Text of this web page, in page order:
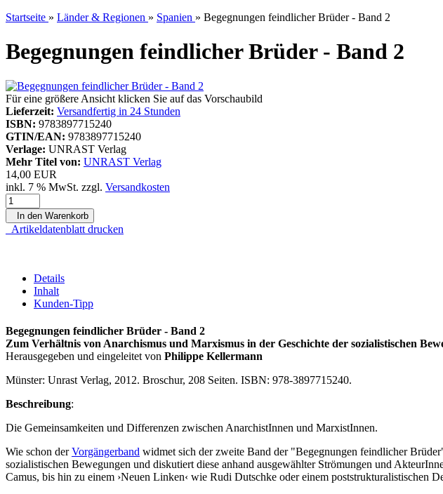
Startseite » Länder & Regionen » Spanien » Begegnungen feindlicher Brüder - Band 2
Begegnungen feindlicher Brüder - Band 2
Für eine größere Ansicht klicken Sie auf das Vorschaubild
Lieferzeit: Versandfertig in 24 Stunden
ISBN: 9783897715240
GTIN/EAN: 9783897715240
Verlage: UNRAST Verlag
Mehr Titel von: UNRAST Verlag
14,00 EUR
inkl. 7 % MwSt. zzgl. Versandkosten
In den Warenkorb
Artikeldatenblatt drucken
Details
Inhalt
Kunden-Tipp
Begegnungen feindlicher Brüder - Band 2
Zum Verhältnis von Anarchismus und Marxismus in der Geschichte der sozialistischen
Herausgegeben und eingeleitet von Philippe Kellermann
Münster: Unrast Verlag, 2012. Broschur, 208 Seiten. ISBN: 978-3897715240.
Beschreibung:
Die Gemeinsamkeiten und Differenzen zwischen AnarchistInnen und MarxistInnen.
Wie schon derVorgängerband widmet sich der zweite Band der "Begegnungen feindlicher
sozialistischen Bewegungen und diskutiert diese anhand ausgewählter Strömungen und
Camus, bis hin zu einem ›Neuen Linken‹ wie Rudi Dutschke oder einem poststrukturalistischen